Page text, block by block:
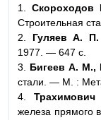
1.
Строительная
2. Гуляев А. П.
1977. — 647 с.
3.
Бигеев А. М.,
стали. — М. :
4.
железа прямого